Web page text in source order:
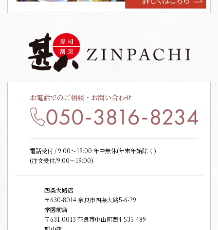
お電話でのご相談・お問い合わせ
電話受付 / 9:00〜19:00 年中無休(年末年始除く)
(注文受付/9:00～19:00)
四条大路店
〒630-8014 奈良市四条大路5-6-29
学園前店
〒631-0013 奈良市中山町西4-535-489